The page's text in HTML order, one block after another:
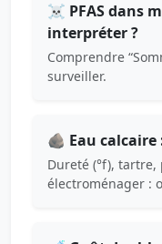
☠️ PFAS dans
interpréter ?
Comprendre
surveiller.
🪨 Eau calcaire
Dureté (°f), tartre,
électroménager :